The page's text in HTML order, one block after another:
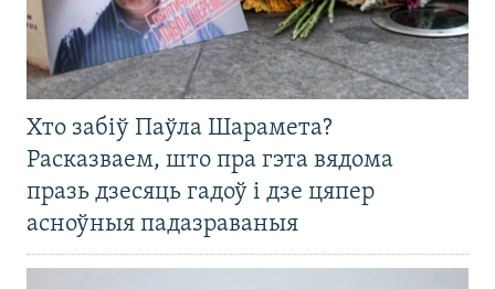
Хто забіў Паўла Шарамета?
Расказваем, што пра гэта вядома
празь дзесяць гадоў і дзе цяпер
асноўныя падазраваныя